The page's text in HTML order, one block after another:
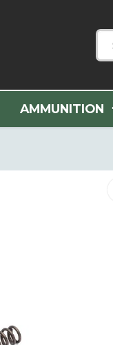
AMMUNITION
Vapendelar